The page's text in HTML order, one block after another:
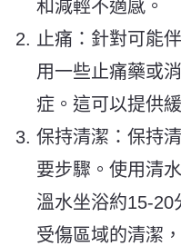
和減輕不適感。
止痛：針對可能
用一些止痛藥或
症。這可以提供
保持清潔：保持
要步驟。使用清
溫水坐浴約15-20
受傷區域的清潔